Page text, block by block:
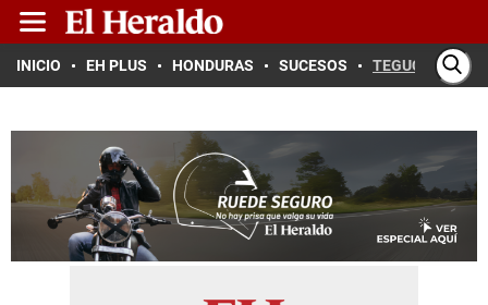
INICIO EH PLUS HONDURAS SUCESOS TEGUCIGALPA